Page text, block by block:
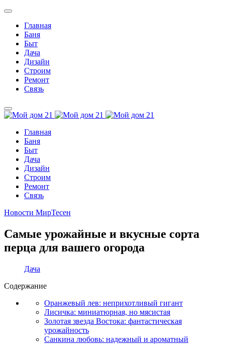
Главная
Баня
Быт
Дача
Дизайн
Строим
Ремонт
Связь
Главная
Баня
Быт
Дача
Дизайн
Строим
Ремонт
Связь
Новости МирТесен
Самые урожайные и вкусные сорта
перца для вашего огорода
Дача
Содержание
Оранжевый лев: неприхотливый гигант
Лисичка: миниатюрная, но мясистая
Золотая звезда Востока: фантастическая
урожайность
Санкина любовь: надежный и ароматный